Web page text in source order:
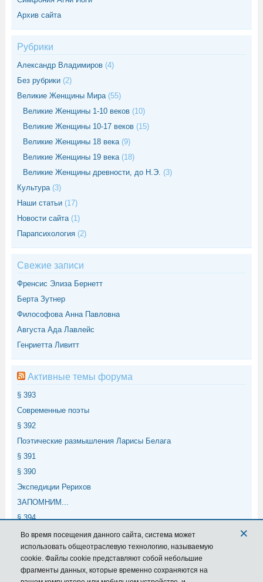
Архив сайта
Рубрики
Александр Владимиров (4)
Без рубрики (2)
Великие Женщины Мира(55)
Великие Женщины 1-10 веков (10)
Великие Женщины 10-17 веков (15)
Великие Женщины 18 века(9)
Великие Женщины 19 века(18)
Великие Женщины древности, до Н.Э. (3)
Культура(3)
Наши статьи (17)
Новости сайта(1)
Парапсихология (2)
Свежие записи
Френсис Элиза Бернетт
Берта Зутнер
Философова Анна Павловна
Августа Ада Лавлейс
Генриетта Ливитт
Активные темы форума
§ 393
Современные поэты
§ 392
Поэтические размышления Ларисы Белага
§ 391
§ 390
Экспедиции Рерихов
ЗАПОМНИМ...
§ 394
§ 400
Во время посещения данного сайта, система может
использовать общеотраслевую технологию, называемую
cookie. Файлы cookie представляют собой небольшие
фрагменты данных, которые временно сохраняются на
×